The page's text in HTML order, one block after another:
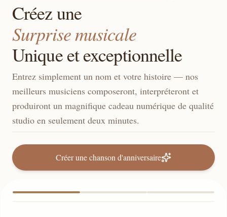
Créez une
Surprise musicale
Unique et exceptionnelle
Entrez simplement un nom et votre histoire — nos
meilleurs musiciens composeront, interpréteront et
produiront un magnifique cadeau numérique de qualité
studio en seulement deux minutes.
Créer une chanson d'anniversaire